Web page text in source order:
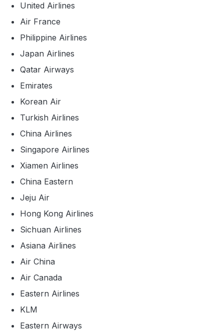
United Airlines
Air France
Philippine Airlines
Japan Airlines
Qatar Airways
Emirates
Korean Air
Turkish Airlines
China Airlines
Singapore Airlines
Xiamen Airlines
China Eastern
Jeju Air
Hong Kong Airlines
Sichuan Airlines
Asiana Airlines
Air China
Air Canada
Eastern Airlines
KLM
Eastern Airways